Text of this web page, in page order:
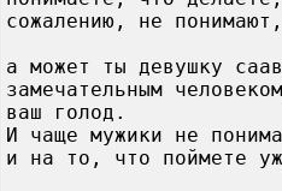
сожалению, не
а может ты девушку
замечательным
ваш голод.
И чаще мужики не
и на то, что поймете